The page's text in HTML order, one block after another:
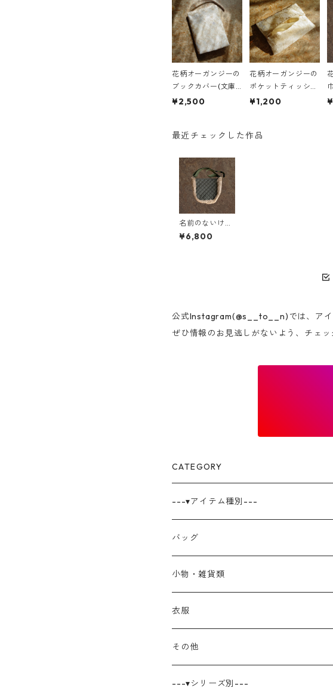
花柄オーガンジーの
ブックカバー(文庫
本サイズ)
¥2,500
花柄オーガンジーの
ポケットティッシュ
ケース
¥1,200
最近チェックした作品
名前のないけも
のバッグ(小) カ
ーキ
¥6,800
公式Instagram(@s__to__n)では、アイ
ぜひ情報のお見逃しがないよう、チェッ
CATEGORY
---▾アイテム種別---
バッグ
小物・雑貨類
巾着
ポーチ
ブックカバー
衣服
その他
キャンバス原画
---▾シリーズ別---